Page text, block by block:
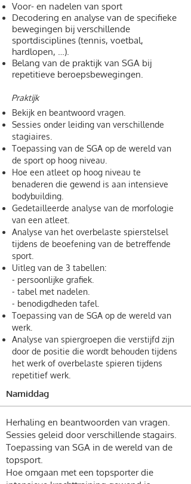
Voor- en nadelen van sport
Decodering en analyse van de specifieke
bewegingen bij verschillende
sportdisciplines (tennis, voetbal,
hardlopen, …).
Belang van de praktijk van SGA bij
repetitieve beroepsbewegingen.
Praktijk
Bekijk en beantwoord vragen.
Sessies onder leiding van verschillende
stagiaires.
Toepassing van de SGA op de wereld van
de sport op hoog niveau.
Hoe een atleet op hoog niveau te
benaderen die gewend is aan intensieve
bodybuilding.
Gedetailleerde analyse van de morfologie
van een atleet.
Analyse van het overbelaste spierstelsel
tijdens de beoefening van de betreffende
sport.
Uitleg van de 3 tabellen:
- persoonlijke grafiek.
- tabel met nadelen.
- benodigdheden tafel.
Toepassing van de SGA op de wereld van
werk.
Analyse van spiergroepen die verstijfd zijn
door de positie die wordt behouden tijdens
het werk of overbelaste spieren tijdens
repetitief werk.
Namiddag
Herhaling en beantwoorden van vragen.
Sessies geleid door verschillende stagairs.
Toepassing van SGA in de wereld van de
topsport.
Hoe omgaan met een topsporter die